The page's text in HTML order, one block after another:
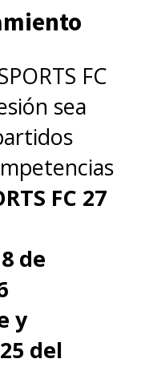
FC
sea
FC 27
de
y
del